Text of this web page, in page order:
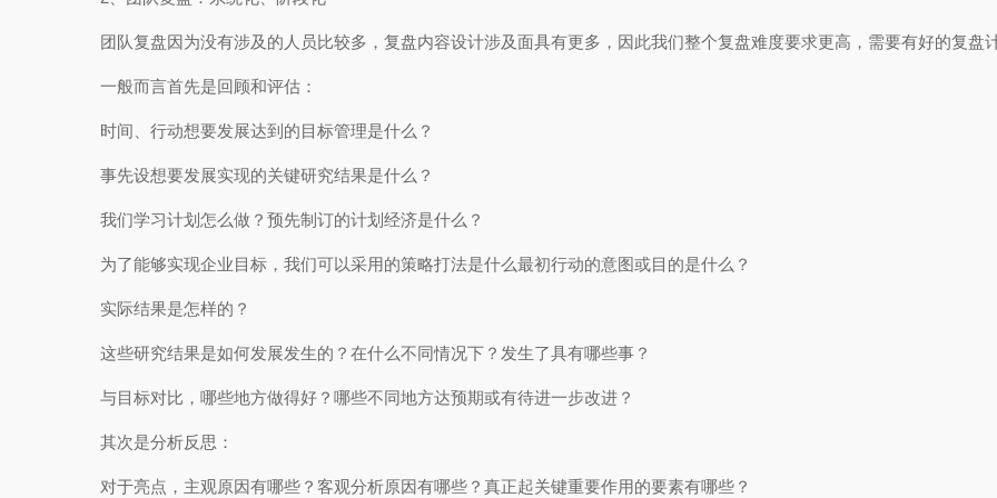
团队复盘因为没有涉及的人员比较多，复盘内容设计涉及面具有更多，因此我们整个复盘难度要求更高，需要有好的复盘
一般而言首先是回顾和评估：
时间、行动想要发展达到的目标管理是什么？
事先设想要发展实现的关键研究结果是什么？
我们学习计划怎么做？预先制订的计划经济是什么？
为了能够实现企业目标，我们可以采用的策略打法是什么最初行动的意图或目的是什么？
实际结果是怎样的？
这些研究结果是如何发展发生的？在什么不同情况下？发生了具有哪些事？
与目标对比，哪些地方做得好？哪些不同地方达预期或有待进一步改进？
其次是分析反思：
对于亮点，主观原因有哪些？客观分析原因有哪些？真正起关键重要作用的要素有哪些？